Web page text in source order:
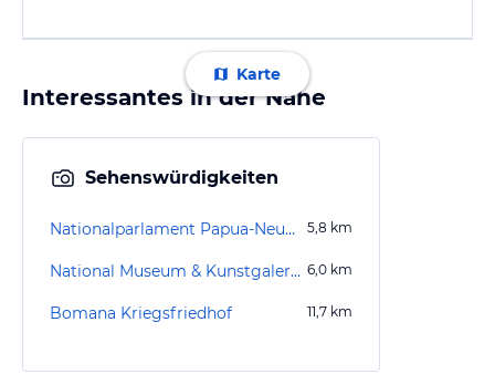
Karte
Interessantes in der Nähe
Sehenswürdigkeiten
Nationalparlament Papua-Neuguineas 5,8 km
National Museum & Kunstgalerie 6,0 km
Bomana Kriegsfriedhof 11,7 km